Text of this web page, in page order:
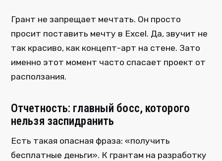
Грант не запрещает мечтать. Он просто
просит поставить мечту в Excel. Да, звучит не
так красиво, как концепт-арт на стене. Зато
именно этот момент часто спасает проект от
расползания.
Отчетность: главный босс, которого
нельзя заспидранить
Есть такая опасная фраза: «получить
бесплатные деньги». К грантам на разработку